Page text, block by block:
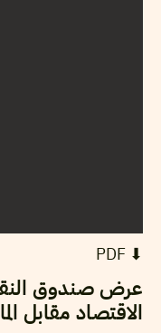
⬇︎ PDF
عرض صندوق
الاقتصاد مقابل